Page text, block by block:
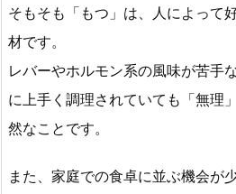
そもそも「もつ」は、人によって
材です。
レバーやホルモン系の風味が苦手
に上手く調理されていても「無理
然なことです。
また、家庭での食卓に並ぶ機会が